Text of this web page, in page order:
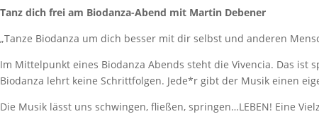
Tanz dich frei am Biodanza-Abend mit Martin Debener
„Tanze Biodanza um dich besser mit dir selbst und anderen
Im Mittelpunkt eines Biodanza Abends steht die Vivencia. Das
Biodanza lehrt keine Schrittfolgen. Jede*r gibt der Musik einen
Die Musik lässt uns schwingen, fließen, springen…LEBEN! Eine